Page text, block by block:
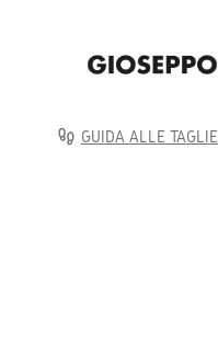
GUIDA ALLE TAGLIE